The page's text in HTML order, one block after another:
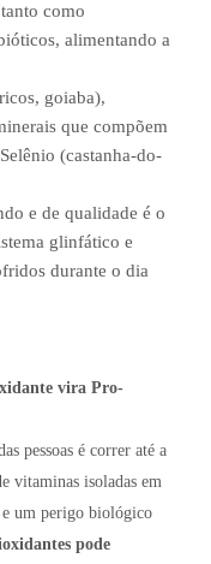
como
alimentando a
goiaba),
que compõem
(castanha-do-
e de qualidade é o
glinfático e
durante o dia
vira Pro-
pessoas é correr até a
vitaminas isoladas em
e um perigo biológico
pode